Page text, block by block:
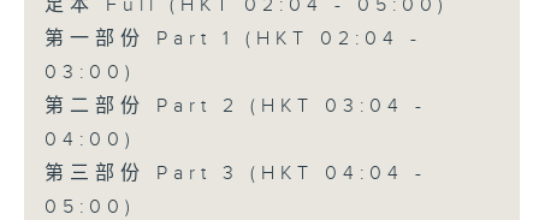
足本 Full (HKT 02:04 - 05:00)
第一部份 Part 1 (HKT 02:04 -
03:00)
第二部份 Part 2 (HKT 03:04 -
04:00)
第三部份 Part 3 (HKT 04:04 -
05:00)